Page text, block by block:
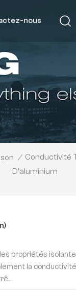
nous
/ Conductivité
D'aluminium
propriétés
la